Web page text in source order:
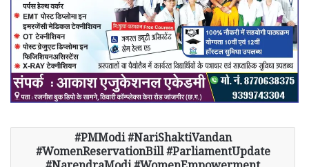
PMModi #NariShaktiVandan
#WomenReservationBill #ParliamentUpdate